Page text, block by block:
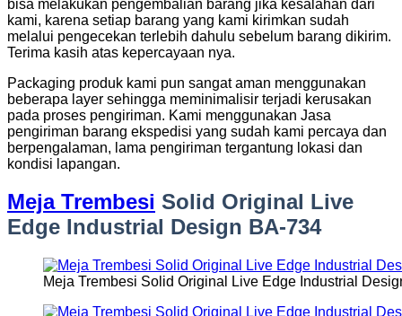
bisa melakukan pengembalian barang jika kesalahan dari
kami, karena setiap barang yang kami kirimkan sudah
melalui pengecekan terlebih dahulu sebelum barang dikirim.
Terima kasih atas kepercayaan nya.
Packaging produk kami pun sangat aman menggunakan
beberapa layer sehingga meminimalisir terjadi kerusakan
pada proses pengiriman. Kami menggunakan Jasa
pengiriman barang ekspedisi yang sudah kami percaya dan
berpengalaman, lama pengiriman tergantung lokasi dan
kondisi lapangan.
Meja Trembesi Solid Original Live
Edge Industrial Design BA-734
Meja Trembesi Solid Original Live Edge Industrial